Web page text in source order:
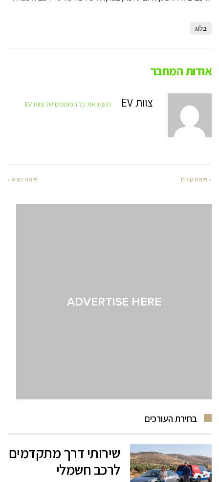
בלוג
אודות המחבר
צוות EV להציג את כל הפוסטים של צוות EV
« פוסט קודם פוסט הבא »
בחירת העורכים
שירותי דרך מתקדמים
לרכב חשמלי